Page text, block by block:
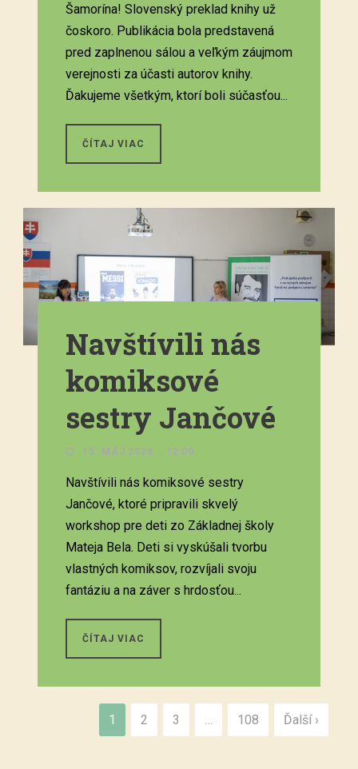
Šamorína! Slovenský preklad knihy už
čoskoro. Publikácia bola predstavená
pred zaplnenou sálou a veľkým záujmom
verejnosti za účasti autorov knihy.
Ďakujeme všetkým, ktorí boli súčasťou...
ČÍTAJ VIAC
Navštívili nás
komiksové
sestry Jančové
15. MÁJ 2026. , 12:00
Navštívili nás komiksové sestry
Jančové, ktoré pripravili skvelý
workshop pre deti zo Základnej školy
Mateja Bela. Deti si vyskúšali tvorbu
vlastných komiksov, rozvíjali svoju
fantáziu a na záver s hrdosťou...
ČÍTAJ VIAC
1 2 3 108 Ďalší ›